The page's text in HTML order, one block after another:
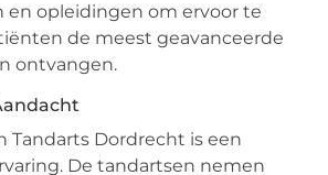
en opleidingen om ervoor te
de meest geavanceerde
ontvangen.
Tandarts Dordrecht is een
De tandartsen nemen